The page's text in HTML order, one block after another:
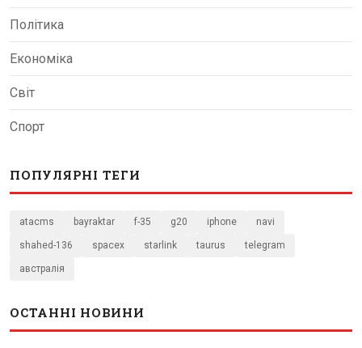
Політика
Економіка
Світ
Спорт
ПОПУЛЯРНІ ТЕГИ
atacms bayraktar f-35 g20 iphone navi
shahed-136 spacex starlink taurus telegram
австралія
ОСТАННІ НОВИНИ